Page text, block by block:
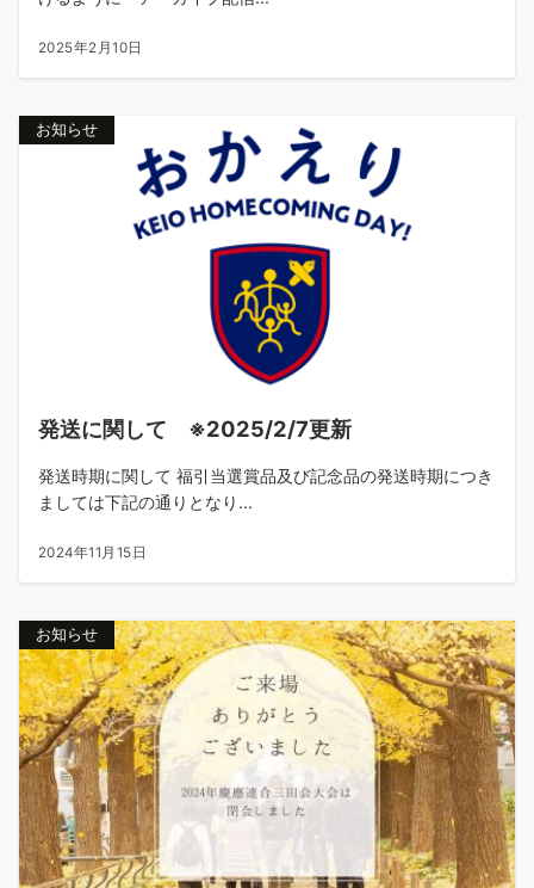
2025年2月10日
お知らせ
発送に関して ※2025/2/7更新
発送時期に関して 福引当選賞品及び記念品の発送時期につき
ましては下記の通りとなり...
2024年11月15日
お知らせ